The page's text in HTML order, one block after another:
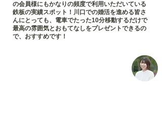
の会員様にもかなりの頻度で利用いただいている
鉄板の実績スポット！川口での婚活を進める皆さ
んにとっても、電車でたった10分移動するだけで
最高の雰囲気とおもてなしをプレゼントできるの
で、おすすめです！